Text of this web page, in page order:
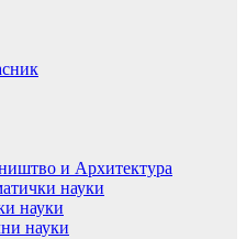
и Архитектура
науки
науки
науки